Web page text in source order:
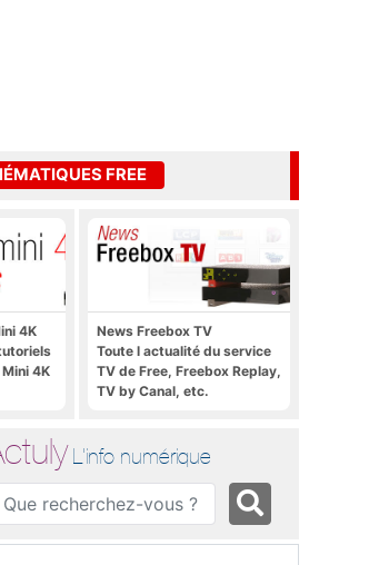
FREE
4K
4K
News Freebox TV
Toute l actualité du service
TV de Free, Freebox Replay,
TV by Canal, etc.
L'info numérique